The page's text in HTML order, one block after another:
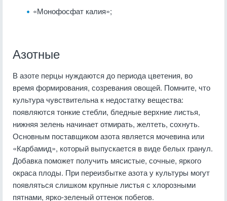
«Монофосфат калия»;
Азотные
В азоте перцы нуждаются до периода цветения, во
время формирования, созревания овощей. Помните, что
культура чувствительна к недостатку вещества:
появляются тонкие стебли, бледные верхние листья,
нижняя зелень начинает отмирать, желтеть, сохнуть.
Основным поставщиком азота является мочевина или
«Карбамид», который выпускается в виде белых гранул.
Добавка поможет получить мясистые, сочные, яркого
окраса плоды. При переизбытке азота у культуры могут
появляться слишком крупные листья с хлорозными
пятнами, ярко-зеленый оттенок побегов.